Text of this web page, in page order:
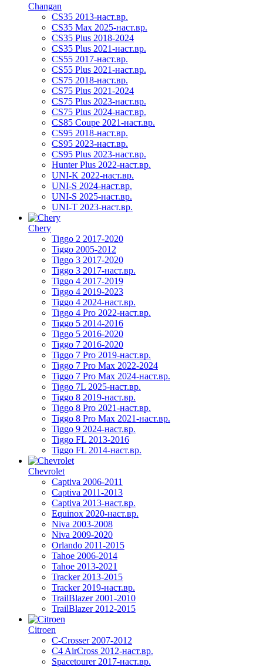
Changan
CS35 2013-наст.вр.
CS35 Max 2025-наст.вр.
CS35 Plus 2018-2024
CS35 Plus 2021-наст.вр.
CS55 2017-наст.вр.
CS55 Plus 2021-наст.вр.
CS75 2018-наст.вр.
CS75 Plus 2021-2024
CS75 Plus 2023-наст.вр.
CS75 Plus 2024-наст.вр.
CS85 Coupe 2021-наст.вр.
CS95 2018-наст.вр.
CS95 2023-наст.вр.
CS95 Plus 2023-наст.вр.
Hunter Plus 2022-наст.вр.
UNI-K 2022-наст.вр.
UNI-S 2024-наст.вр.
UNI-S 2025-наст.вр.
UNI-T 2023-наст.вр.
Chery
Tiggo 2 2017-2020
Tiggo 2005-2012
Tiggo 3 2017-2020
Tiggo 3 2017-наст.вр.
Tiggo 4 2017-2019
Tiggo 4 2019-2023
Tiggo 4 2024-наст.вр.
Tiggo 4 Pro 2022-наст.вр.
Tiggo 5 2014-2016
Tiggo 5 2016-2020
Tiggo 7 2016-2020
Tiggo 7 Pro 2019-наст.вр.
Tiggo 7 Pro Max 2022-2024
Tiggo 7 Pro Max 2024-наст.вр.
Tiggo 7L 2025-наст.вр.
Tiggo 8 2019-наст.вр.
Tiggo 8 Pro 2021-наст.вр.
Tiggo 8 Pro Max 2021-наст.вр.
Tiggo 9 2024-наст.вр.
Tiggo FL 2013-2016
Tiggo FL 2014-наст.вр.
Chevrolet
Captiva 2006-2011
Captiva 2011-2013
Captiva 2013-наст.вр.
Equinox 2020-наст.вр.
Niva 2003-2008
Niva 2009-2020
Orlando 2011-2015
Tahoe 2006-2014
Tahoe 2013-2021
Tracker 2013-2015
Tracker 2019-наст.вр.
TrailBlazer 2001-2010
TrailBlazer 2012-2015
Citroen
C-Crosser 2007-2012
C4 AirCross 2012-наст.вр.
Spacetourer 2017-наст.вр.